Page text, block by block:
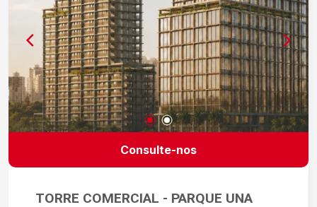
regularizada para financiamento
Consulte-nos
TORRE COMERCIAL - PARQUE UNA